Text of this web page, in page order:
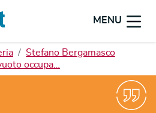
MENU
Stefano Bergamasco
occupa…